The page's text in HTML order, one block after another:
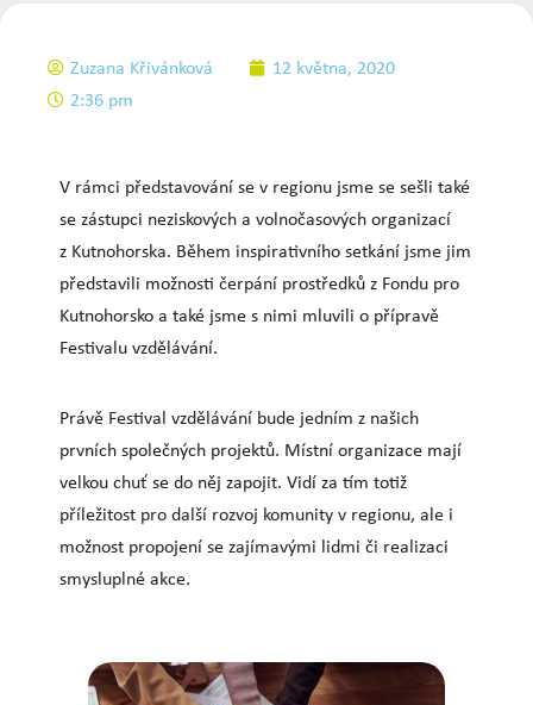
Zuzana Křivánková
12 května, 2020
2:36 pm
V rámci představování se v regionu jsme se sešli také
se zástupci neziskových a volnočasových organizací
z Kutnohorska. Během inspirativního setkání jsme jim
představili možnosti čerpání prostředků z Fondu pro
Kutnohorsko a také jsme s nimi mluvili o přípravě
Festivalu vzdělávání.
Právě Festival vzdělávání bude jedním z našich
prvních společných projektů. Místní organizace mají
velkou chuť se do něj zapojit. Vidí za tím totiž
příležitost pro další rozvoj komunity v regionu, ale i
možnost propojení se zajímavými lidmi či realizaci
smysluplné akce.